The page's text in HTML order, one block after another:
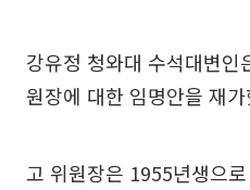
강유정 청와대 수석대변
원장에 대한 임명안을 재
고 위원장은 1955년생으